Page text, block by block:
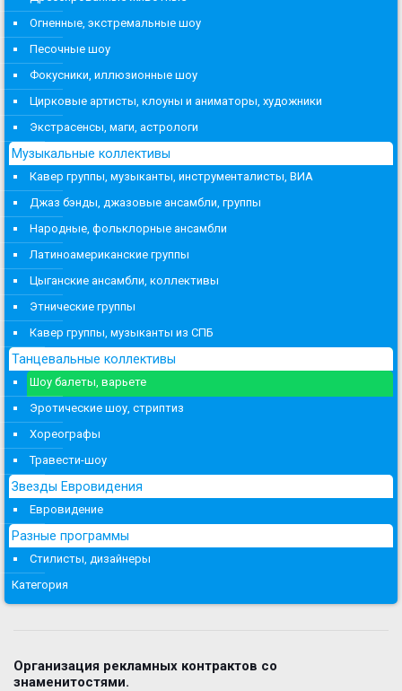
Огненные, экстремальные шоу
Песочные шоу
Фокусники, иллюзионные шоу
Цирковые артисты, клоуны и аниматоры, художники
Экстрасенсы, маги, астрологи
Музыкальные коллективы
Кавер группы, музыканты, инструменталисты, ВИА
Джаз бэнды, джазовые ансамбли, группы
Народные, фольклорные ансамбли
Латиноамериканские группы
Цыганские ансамбли, коллективы
Этнические группы
Кавер группы, музыканты из СПБ
Танцевальные коллективы
Шоу балеты, варьете
Эротические шоу, стриптиз
Хореографы
Травести-шоу
Звезды Евровидения
Евровидение
Разные программы
Стилисты, дизайнеры
Категория
Организация рекламных контрактов со
знаменитостями.